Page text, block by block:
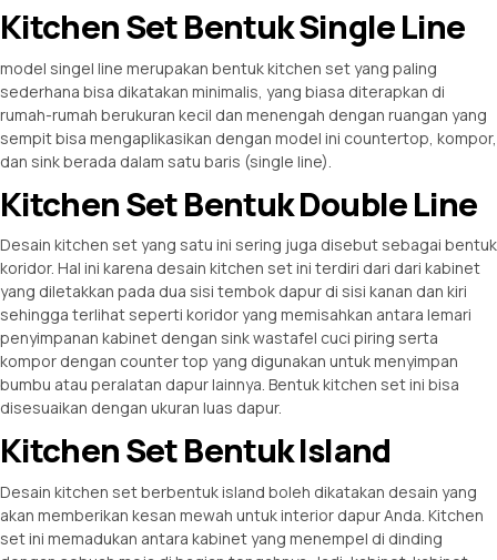
Kitchen Set Bentuk Single Line
model singel line merupakan bentuk kitchen set yang paling
sederhana bisa dikatakan minimalis, yang biasa diterapkan di
rumah-rumah berukuran kecil dan menengah dengan ruangan yang
sempit bisa mengaplikasikan dengan model ini countertop, kompor,
dan sink berada dalam satu baris (single line).
Kitchen Set Bentuk Double Line
Desain kitchen set yang satu ini sering juga disebut sebagai bentuk
koridor. Hal ini karena desain kitchen set ini terdiri dari dari kabinet
yang diletakkan pada dua sisi tembok dapur di sisi kanan dan kiri
sehingga terlihat seperti koridor yang memisahkan antara lemari
penyimpanan kabinet dengan sink wastafel cuci piring serta
kompor dengan counter top yang digunakan untuk menyimpan
bumbu atau peralatan dapur lainnya. Bentuk kitchen set ini bisa
disesuaikan dengan ukuran luas dapur.
Kitchen Set Bentuk Island
Desain kitchen set berbentuk island boleh dikatakan desain yang
akan memberikan kesan mewah untuk interior dapur Anda. Kitchen
set ini memadukan antara kabinet yang menempel di dinding